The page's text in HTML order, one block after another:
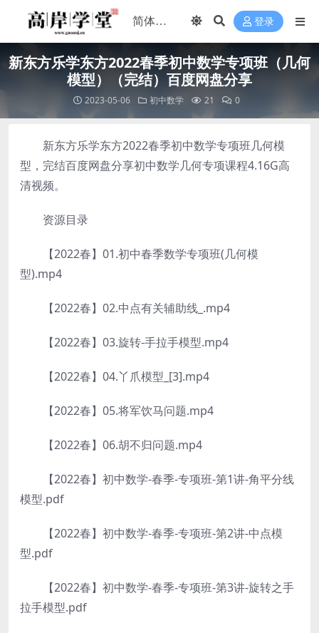
登录
新东方乐学东方2022春季初中数学专项班（几何
模型）（完结）百度网盘分享
2023-05-06 初中数学 21 0
新东方乐学东方2022春季初中数学专项班几何模
型，完结百度网盘分享初中数学几何专项课程4.16G高
清视频。
资源目录
【2022春】01.初中春季数学专项班(几何模
型).mp4
【2022春】02.中点有关辅助线_.mp4
【2022春】03.旋转-手拉手模型.mp4
【2022春】04.丫爪模型_[3].mp4
【2022春】05.将军饮马问题.mp4
【2022春】06.胡不归问题.mp4
【2022春】初中数学-春季-专项班-第1讲-角平分线
模型.pdf
【2022春】初中数学-春季-专项班-第2讲-中点模
型.pdf
【2022春】初中数学-春季-专项班-第3讲-旋转之手
拉手模型.pdf